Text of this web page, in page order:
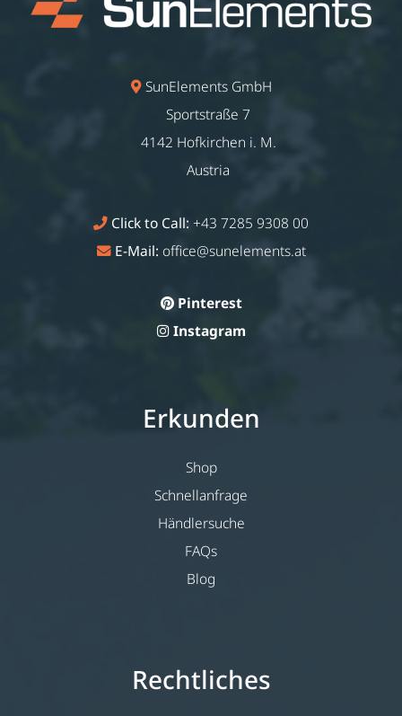
SunElements GmbH
Sportstraße 7
4142 Hofkirchen i. M.
Austria
Click to Call: +43 7285 9308 00
E-Mail: office@sunelements.at
Pinterest
Instagram
Erkunden
Shop
Schnellanfrage
Händlersuche
FAQs
Blog
Rechtliches